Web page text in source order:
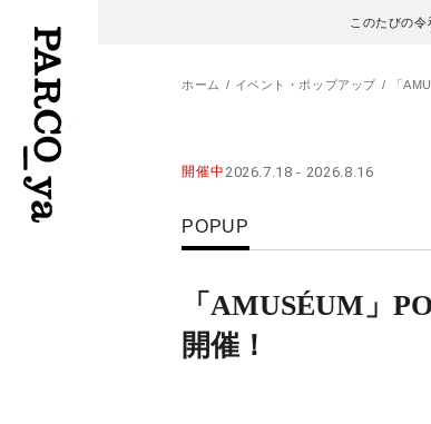
このたびの
フロアガイド
施設案内・アクセス
ニュース
ENGLISH
ホーム イベント・ポップアップ 「
開催中2026.7.18 - 2026.8.16
POPUP
「AMUSÉUM」
開催！